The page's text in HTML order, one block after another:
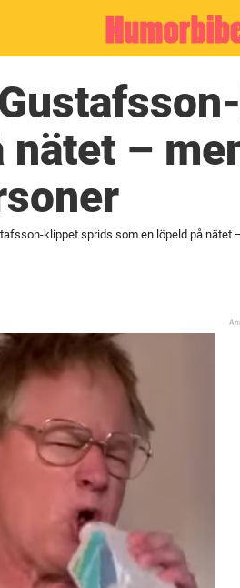
nätet –
klippet sprids som en löpeld på nätet